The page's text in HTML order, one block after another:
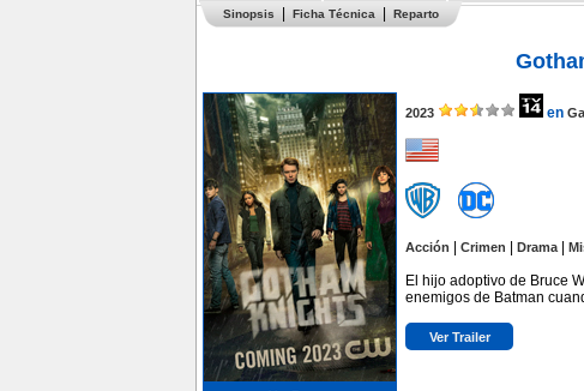
Sinopsis Ficha Técnica Reparto
2023 en
Acción Crimen Drama|
El hijo adoptivo de Bruce
enemigos de Batman
Ver Trailer